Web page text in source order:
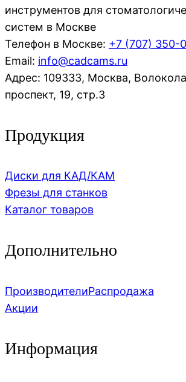
инструментов для
систем в Москве
Телефон в Москве: +7 (707) 350-
Email: info@cadcams.ru
Адрес: 109333, Москва,
проспект, 19, стр.3
Продукция
Диски для КАД/КАМ
Фрезы для станков
Каталог товаров
Дополнительно
ПроизводителиРаспродажа
Акции
Информация